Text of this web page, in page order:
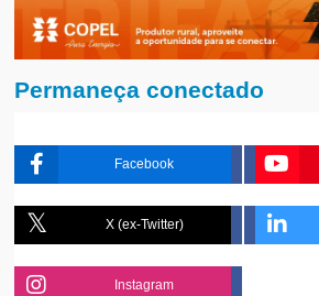
Permaneça conectado
Facebook
X (ex-Twitter)
Instagram